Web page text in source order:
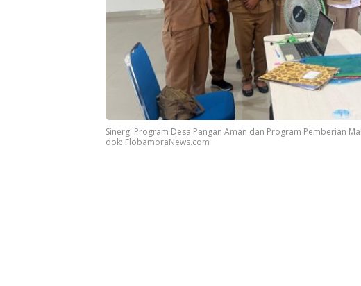
Sinergi Program Desa Pangan Aman dan Program Pemberian
dok: FlobamoraNews.com